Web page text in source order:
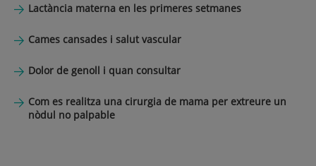
Lactància materna en les primeres setmanes
Cames cansades i salut vascular
Dolor de genoll i quan consultar
Com es realitza una cirurgia de mama per extreure un
nòdul no palpable